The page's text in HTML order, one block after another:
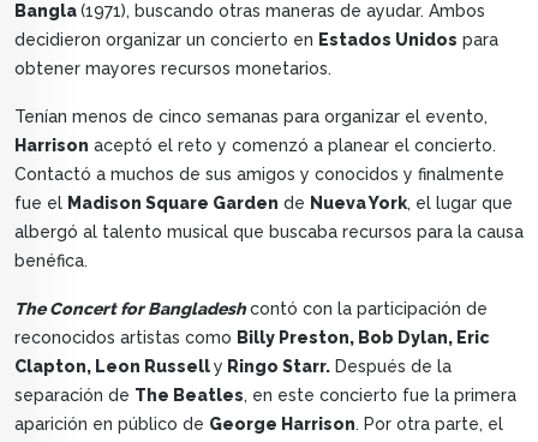
Bangla(1971), buscando otras maneras de ayudar. Ambos
decidieron organizar un concierto en Estados Unidos para
obtener mayores recursos monetarios.
Tenían menos de cinco semanas para organizar el evento,
Harrison aceptó el reto y comenzó a planear el concierto.
Contactó a muchos de sus amigos y conocidos y finalmente
fue el Madison Square Garden de Nueva York, el lugar que
albergó al talento musical que buscaba recursos para la causa
benéfica.
The Concert for Bangladeshcontó con la participación de
reconocidos artistas como Billy Preston, Bob Dylan, Eric
Clapton, Leon Russelly Ringo Starr. Después de la
separación de The Beatles, en este concierto fue la primera
aparición en público de George Harrison. Por otra parte, el